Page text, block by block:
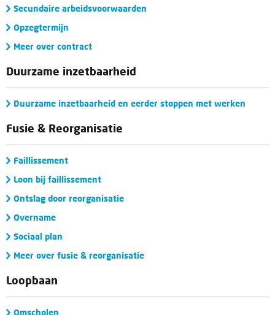
Secundaire arbeidsvoorwaarden
Opzegtermijn
Meer over contract
Duurzame inzetbaarheid
Duurzame inzetbaarheid en eerder stoppen met werken
Fusie & Reorganisatie
Faillissement
Loon bij faillissement
Ontslag door reorganisatie
Overname
Sociaal plan
Meer over fusie & reorganisatie
Loopbaan
Omscholen